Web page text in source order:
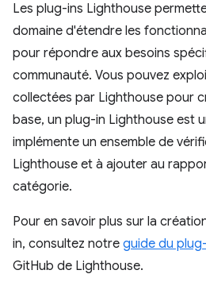
Les plug-ins Lighthouse
domaine d'étendre les
pour répondre aux besoins
communauté. Vous pouvez
collectées par Lighthouse pour
base, un plug-in Lighthouse est
implémente un ensemble de
Lighthouse et à ajouter au
catégorie.
Pour en savoir plus sur la
in, consultez notre guide du
GitHub de Lighthouse.